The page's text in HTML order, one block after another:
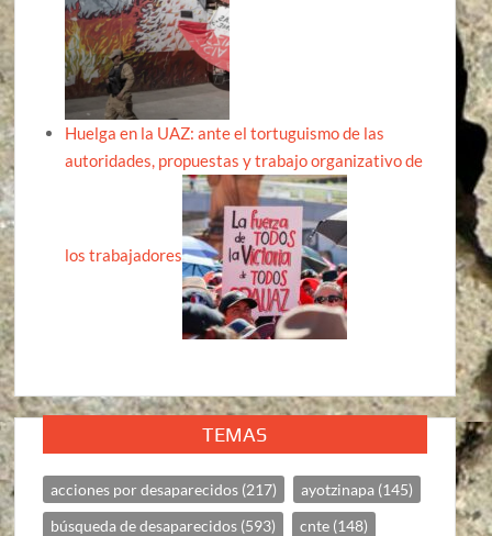
Huelga en la UAZ: ante el tortuguismo de las
autoridades, propuestas y trabajo organizativo de
los trabajadores
TEMAS
acciones por desaparecidos (217) ayotzinapa (145)
búsqueda de desaparecidos (593) cnte (148)